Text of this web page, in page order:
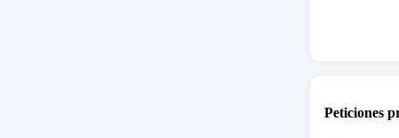
El
Peticiones